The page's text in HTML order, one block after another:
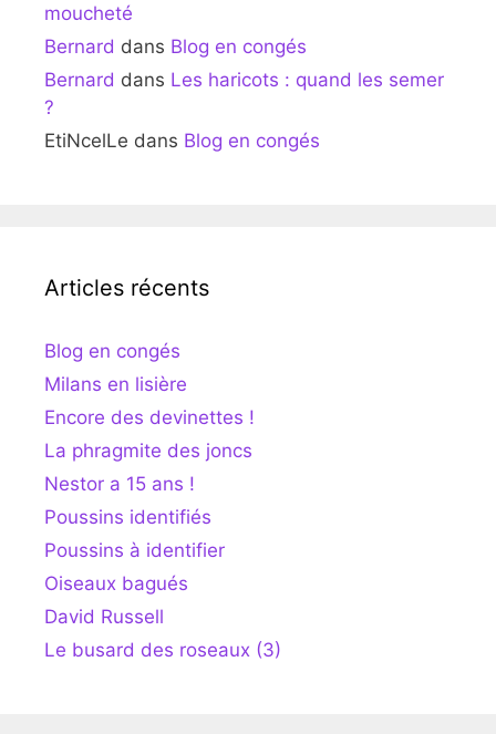
moucheté
Bernard dans Blog en congés
Bernard dans Les haricots : quand les semer
?
EtiNcelLe dans Blog en congés
Articles récents
Blog en congés
Milans en lisière
Encore des devinettes !
La phragmite des joncs
Nestor a 15 ans !
Poussins identifiés
Poussins à identifier
Oiseaux bagués
David Russell
Le busard des roseaux (3)